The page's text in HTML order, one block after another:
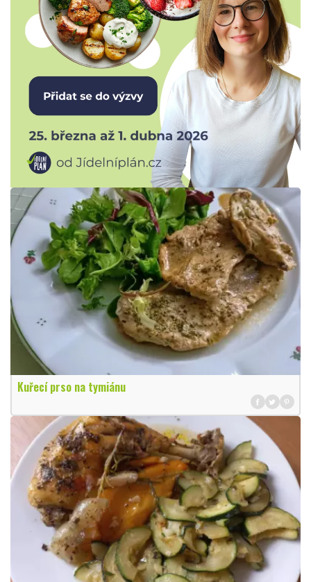
Kuřecí prso na tymiánu